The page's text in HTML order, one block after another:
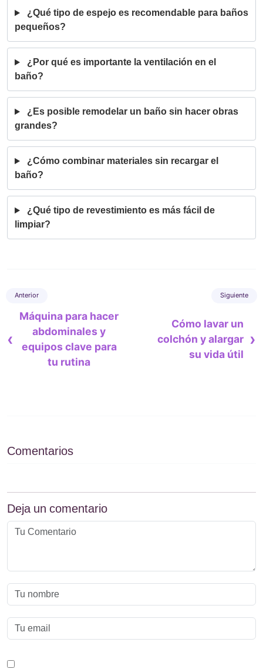
¿Qué tipo de espejo es recomendable para baños
pequeños?
¿Por qué es importante la ventilación en el
baño?
¿Es posible remodelar un baño sin hacer obras
grandes?
¿Cómo combinar materiales sin recargar el
baño?
¿Qué tipo de revestimiento es más fácil de
limpiar?
‹
Máquina para hacer
abdominales y
equipos clave para
tu rutina
Cómo lavar un
colchón y alargar
su vida útil
›
Comentarios
Deja un comentario